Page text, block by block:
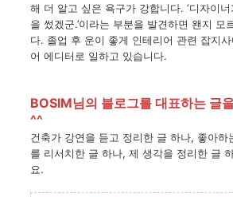
해 더 알고 싶은 욕구가 강합니다. ‘디자이너
을 썼겠군.’이라는 부분을 발견하면 왠지 모
다. 졸업 후 운이 좋게 인테리어 관련 잡지사
어 에디터로 일하고 있습니다.
BOSIM님의 블로그를 대표하는 글
^^
건축가 강연을 듣고 정리한 글 하나, 좋아하
를 리서치한 글 하나, 제 생각을 정리한 글
요.